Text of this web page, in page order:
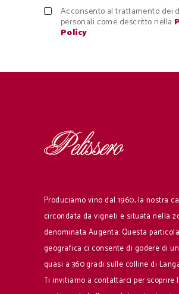
Acconsento al trattamento dei
personali come descritto nella
Policy
Produciamo vino dal 1960, la nostra
circondata da vigneti e situata nella
denominata Augenta. Questa
geografica ci consente di godere di
quasi a 360 gradi sulle colline di
Ti invitiamo a contattarci per scoprire